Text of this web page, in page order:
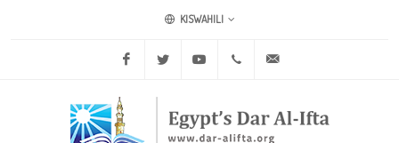
KISWAHILI
Facebook Twitter Youtube +20 2 25970400